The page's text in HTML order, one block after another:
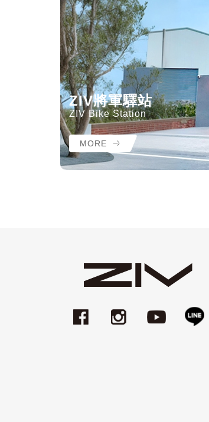
ZIV將軍驛站
ZIV Bike Station
MORE